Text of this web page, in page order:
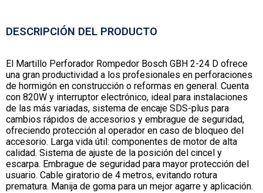
DESCRIPCIÓN DEL PRODUCTO
El Martillo Perforador Rompedor Bosch GBH 2-24 D ofrece
una gran productividad a los profesionales en perforaciones
de hormigón en construcción o reformas en general. Cuenta
con 820W y interruptor electrónico, ideal para instalaciones
de las más variadas, sistema de encaje SDS-plus para
cambios rápidos de accesorios y embrague de seguridad,
ofreciendo protección al operador en caso de bloqueo del
accesorio. Larga vida útil: componentes de motor de alta
calidad. Sistema de ajuste de la posición del cincel y
escarpa. Embrague de seguridad para mayor protección del
usuario. Cable giratorio de 4 metros, evitando rotura
prematura. Manija de goma para un mejor agarre y aplicación.